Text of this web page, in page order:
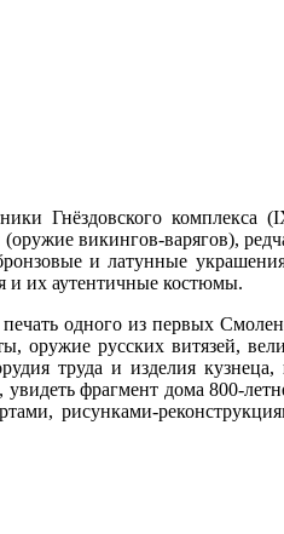
Гнёздовского
викингов-варягов),
и латунные
и их аутентичные костюмы.
одного из первых
оружие русских витязей,
труда и изделия кузнеца,
фрагмент дома 800-
рисунками-